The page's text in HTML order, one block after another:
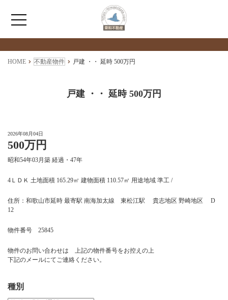
HOME
売買情報
月極駐車場のご案内
アクセス
検索物件の詳細
****
HOME 不動産物件 戸建 ・・ 延時 500万円
戸建 ・・ 延時 500万円
2026年08月04日
500万円
昭和54年03月築 経過・47年
4ＬＤＫ 土地面積 165.29㎡ 建物面積 110.57㎡ 用途地域 準工 /
住所：和歌山市延時 最寄駅 南海加太線 東松江駅 貴志地区 野崎地区 D
12
物件番号 25845
物件のお問い合わせは 上記の物件番号をお控えの上
下記のメールにてご連絡ください。
種別